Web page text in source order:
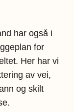
har også i
for
Her har vi
av vei,
og skilt